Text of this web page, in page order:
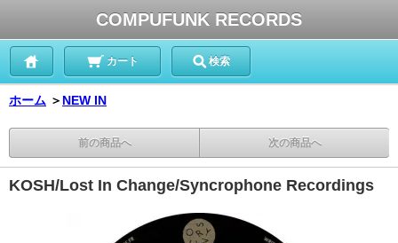
COMPUFUNK RECORDS
カート 検索
ホーム ＞ NEW IN
前の商品へ 次の商品へ
KOSH/Lost In Change/Syncrophone Recordings